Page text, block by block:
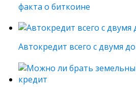
факта о биткоине
Автокредит всего с двумя